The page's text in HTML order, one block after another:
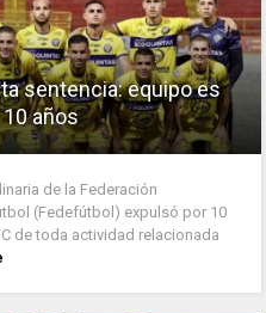
sentencia: equipo es
años
de la Federación
(Fedefútbol) expulsó por 10
de toda actividad relacionada